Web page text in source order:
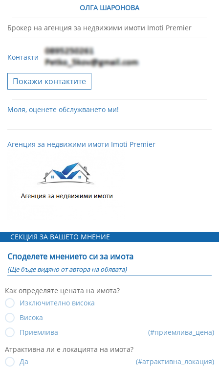
ОЛГА ШАРОНОВА
Брокер на агенция за недвижими имоти Imoti Premier
Контакти
Покажи контактите
Моля, оценете обслужването ми!
Агенция за недвижими имоти Imoti Premier
СЕКЦИЯ ЗА ВАШЕТО МНЕНИЕ
Споделете мнението си за имота
(Ще бъде видяно от автора на обявата)
Как определяте цената на имота?
Изключително висока
Висока
Приемлива
(#приемлива_цена)
Атрактивна ли е локацията на имота?
Да
(#атрактивна_локация)